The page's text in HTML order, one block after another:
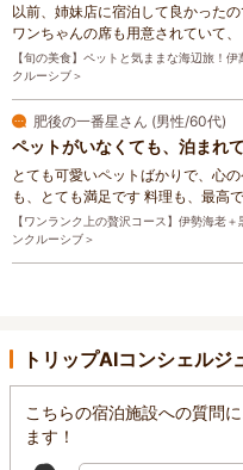
以前、姉妹店に宿泊して良かった
ワンちゃんの席も用意されていて
【旬の美食】ペットと気ままな海辺旅！
クルーシブ＞
肥後の一番星さん (男性/60代)
ペットがいなくても、泊まれて
とても可愛いペットばかりで、心
も、とても満足です 料理も、最高
【ワンランク上の贅沢コース】伊勢海老
ンクルーシブ＞
トリップAIコンシェルジ
こちらの宿泊施設への質問
ます！